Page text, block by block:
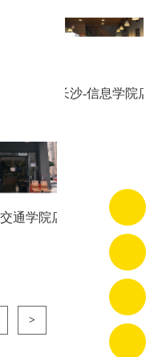
长沙-信息学院店
交通学院店
>